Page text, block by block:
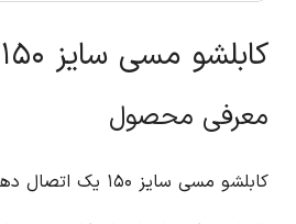
کابلشو مسی سایز ۱۵۰
معرفی محصول
کابلشو مسی سایز